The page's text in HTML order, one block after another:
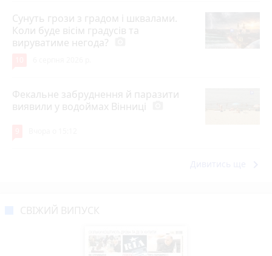
Сунуть грози з градом і шквалами.
Коли буде вісім градусів та
вируватиме негода?
Фекальне забруднення й паразити
виявили у водоймах Вінниці